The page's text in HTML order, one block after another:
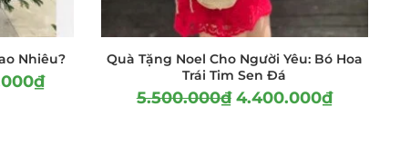
Nhiêu?
₫
Quà Tặng Noel Cho Người Yêu: Bó Hoa
Trái Tim Sen Đá
5.500.000₫ 4.400.000₫